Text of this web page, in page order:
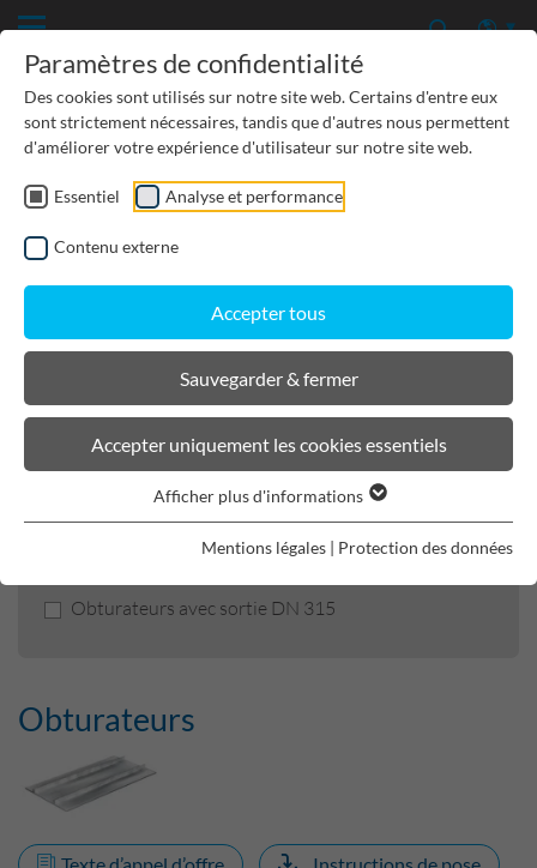
TP-GÉNIE CIVIL
PROTECTION DES EAUX SOUTERRAINES
URBANISME, PAYSAGISME
BIRCOsir Grandes Dimensions
Filtrer les produits
Obturateurs avec sortie DN 315
Obturateurs
Paramètres de confidentialité
Des cookies sont utilisés sur notre site web. Certains d'entre eux
sont strictement nécessaires, tandis que d'autres nous permettent
d'améliorer votre expérience d'utilisateur sur notre site web.
Essentiel Analyse et performance
Contenu externe
Accepter tous
Sauvegarder & fermer
Accepter uniquement les cookies essentiels
Afficher plus d'informations
Mentions légales | Protection des données